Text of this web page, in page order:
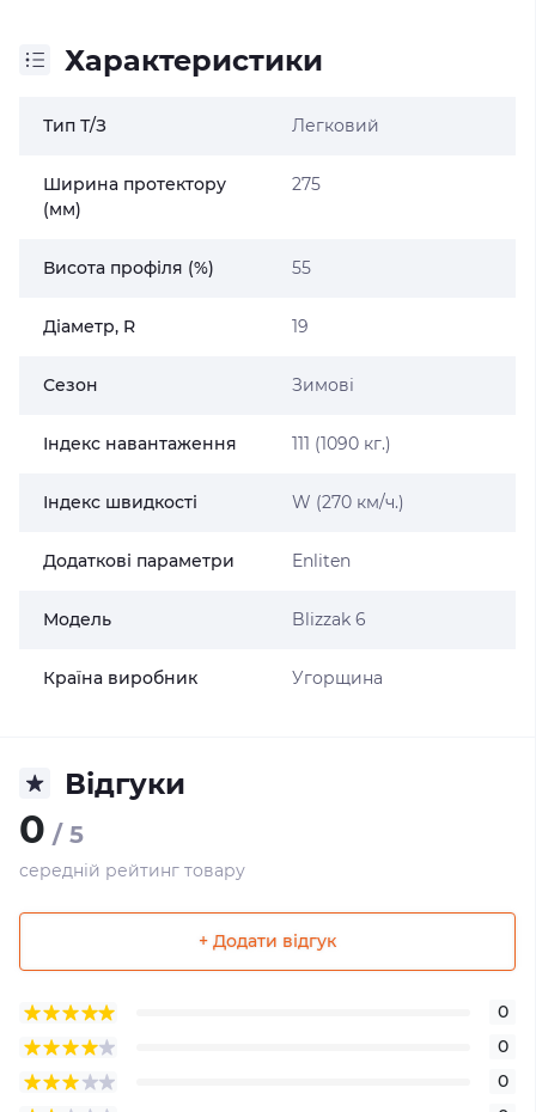
Характеристики
Тип Т/З Легковий
Ширина протектору
(мм)
275
Висота профіля (%) 55
Діаметр, R 19
Сезон Зимові
Індекс навантаження 111 (1090 кг.)
Індекс швидкості W (270 км/ч.)
Додаткові параметри Enliten
Модель Blizzak 6
Країна виробник Угорщина
Відгуки
0 / 5
середній рейтинг товару
+ Додати відгук
0
0
0